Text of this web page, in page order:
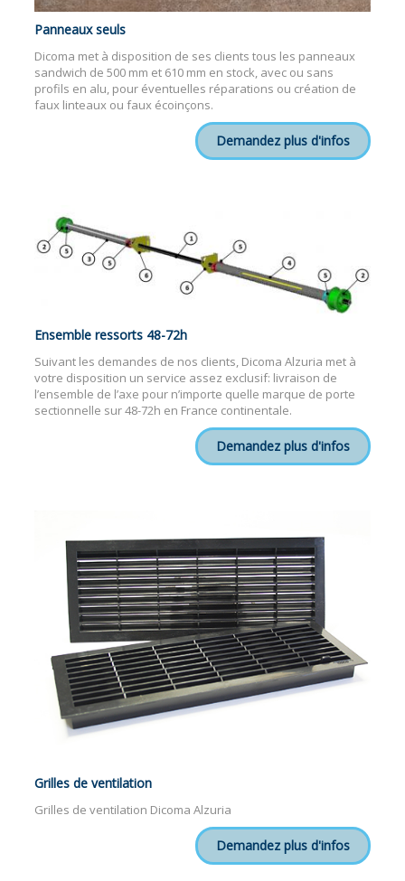
Panneaux seuls
Dicoma met à disposition de ses clients tous les panneaux
sandwich de 500 mm et 610 mm en stock, avec ou sans
profils en alu, pour éventuelles réparations ou création de
faux linteaux ou faux écoinçons.
Demandez plus d'infos
Ensemble ressorts 48-72h
Suivant les demandes de nos clients, Dicoma Alzuria met à
votre disposition un service assez exclusif: livraison de
l’ensemble de l’axe pour n’importe quelle marque de porte
sectionnelle sur 48-72h en France continentale.
Demandez plus d'infos
Grilles de ventilation
Grilles de ventilation Dicoma Alzuria
Demandez plus d'infos